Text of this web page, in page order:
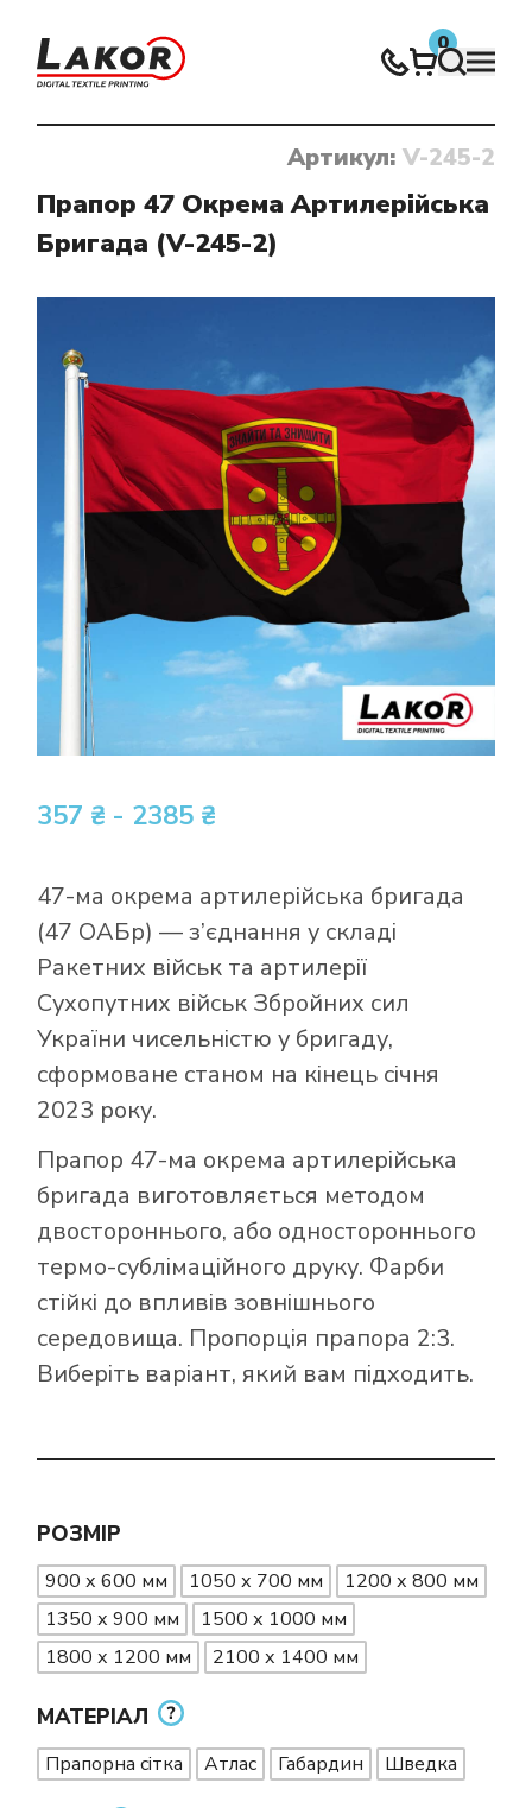
0
Нічого не знайдено
Артикул: V-245-2
Прапор 47 Окрема Артилерійська
Бригада (V-245-2)
357 ₴ - 2385 ₴
47-ма окрема артилерійська бригада
(47 ОАБр) — з’єднання у складі
Ракетних військ та артилерії
Сухопутних військ Збройних сил
України чисельністю у бригаду,
сформоване станом на кінець січня
2023 року.
Прапор 47-ма окрема артилерійська
бригада виготовляється методом
двостороннього, або одностороннього
термо-сублімаційного друку. Фарби
стійкі до впливів зовнішнього
середовища. Пропорція прапора 2:3.
Виберіть варіант, який вам підходить.
РОЗМІР
900 х 600 мм 1050 х 700 мм
1200 х 800 мм
1350 х 900 мм
1500 х 1000 мм
1800 х 1200 мм
2100 х 1400 мм
МАТЕРІАЛ
Прапорна сітка Атлас Габардин Шведка